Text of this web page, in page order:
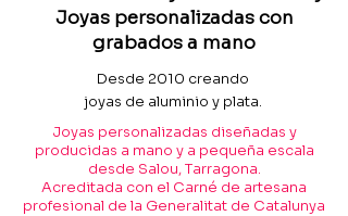
Joyas personalizadas con
grabados a mano
Joyas personalizadas diseñadas y
producidas a mano y a pequeña escala
desde Salou, Tarragona.
Acreditada con el Carné de artesana
profesional de la Generalitat de Catalunya
Desde 2010 creando
joyas de aluminio y plata.